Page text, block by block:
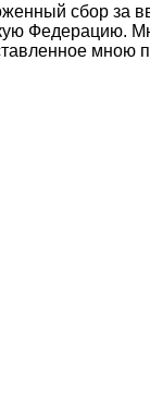
сбор за
Федерацию.
мною